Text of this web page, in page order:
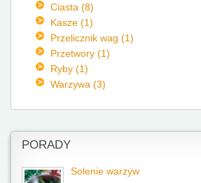
Ciasta (8)
Kasze (1)
Przelicznik wag (1)
Przetwory (1)
Ryby (1)
Warzywa (3)
PORADY
Solenie warzyw